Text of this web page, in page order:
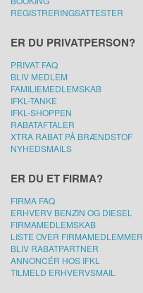
REGISTRERINGSATTESTER
ER DU PRIVATPERSON?
PRIVAT FAQ
BLIV MEDLEM
FAMILIEMEDLEMSKAB
IFKL-TANKE
IFKL-SHOPPEN
RABATAFTALER
XTRA RABAT PÅ BRÆNDSTOF
NYHEDSMAILS
ER DU ET FIRMA?
FIRMA FAQ
ERHVERV BENZIN OG DIESEL
FIRMAMEDLEMSKAB
LISTE OVER FIRMAMEDLEMMER
BLIV RABATPARTNER
ANNONCÉR HOS IFKL
TILMELD ERHVERVSMAIL